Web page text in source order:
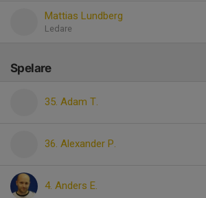
Mattias Lundberg
Ledare
Spelare
35. Adam T.
36. Alexander P.
4. Anders E.